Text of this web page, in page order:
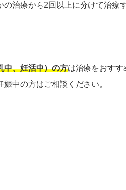
治療から2回以上に分けて治療
中、妊活中）の方は治療をおすす
中の方はご相談ください。